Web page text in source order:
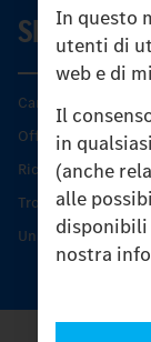
In questo
utenti di
web e di
Il
in
(anche
alle
disponibili
nostra
SERVIZIO
Caratteristiche di
Offerta di servizio
Ricambi originali
Trovare un partner
Unimog Service